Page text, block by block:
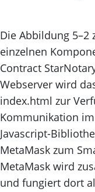
Die Abbildung
einzelnen
Contract
Webserver wird
index.html zur
Kommunikation
Javascript-
MetaMask zum
MetaMask wird
und fungiert dort